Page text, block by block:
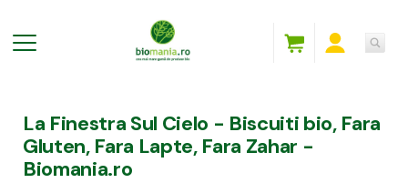
La Finestra Sul Cielo - Biscuiti bio, Fara
Gluten, Fara Lapte, Fara Zahar -
Biomania.ro